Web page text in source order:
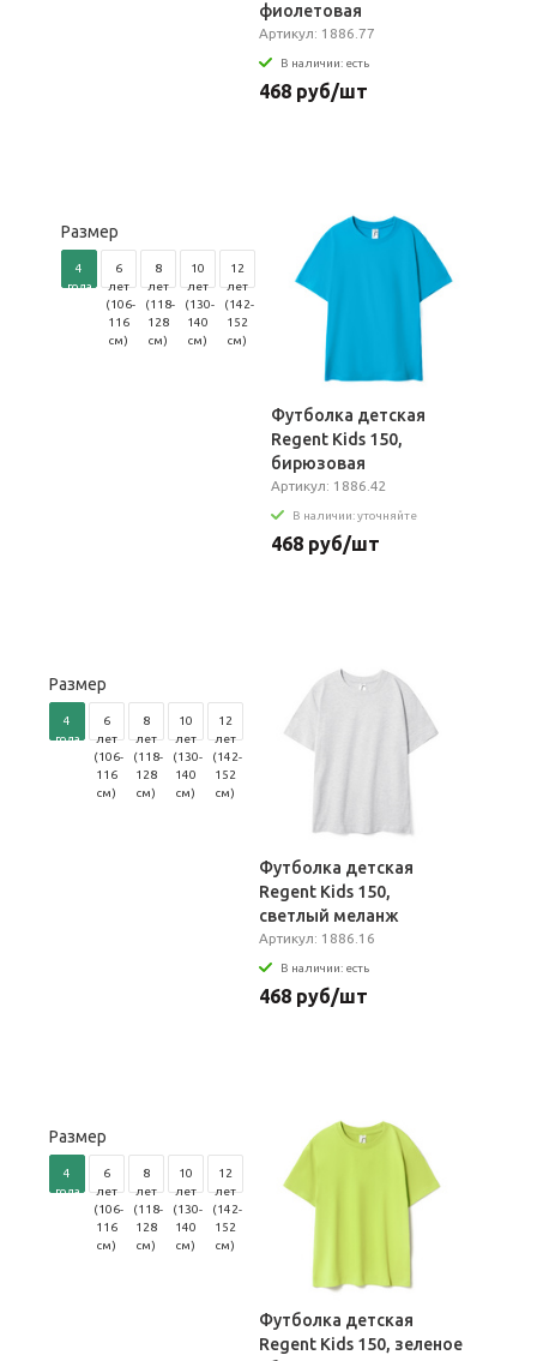
фиолетовая
Артикул: 1886.77
В наличии: есть
468 руб/шт
Размер
4
года
6
лет
(106-
116
см)
8
лет
(118-
128
см)
10
лет
(130-
140
см)
12
лет
(142-
152
см)
Футболка детская
Regent Kids 150,
бирюзовая
Артикул: 1886.42
В наличии: уточняйте
468 руб/шт
Размер
4
года
6
лет
(106-
116
см)
8
лет
(118-
128
см)
10
лет
(130-
140
см)
12
лет
(142-
152
см)
Футболка детская
Regent Kids 150,
светлый меланж
Артикул: 1886.16
В наличии: есть
468 руб/шт
Размер
4
года
6
лет
(106-
116
см)
8
лет
(118-
128
см)
10
лет
(130-
140
см)
12
лет
(142-
152
см)
Футболка детская
Regent Kids 150, зеленое